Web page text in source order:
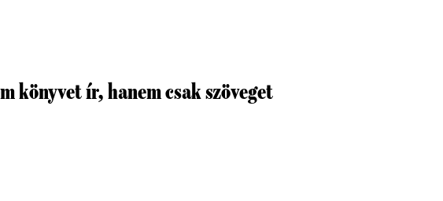
könyvet ír, hanem csak szöveget